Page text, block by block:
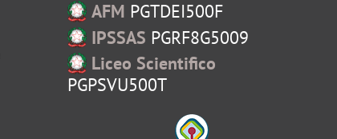
AFM PGTDEI500F
IPSSAS PGRF8G5009
Liceo Scientifico
PGPSVU500T